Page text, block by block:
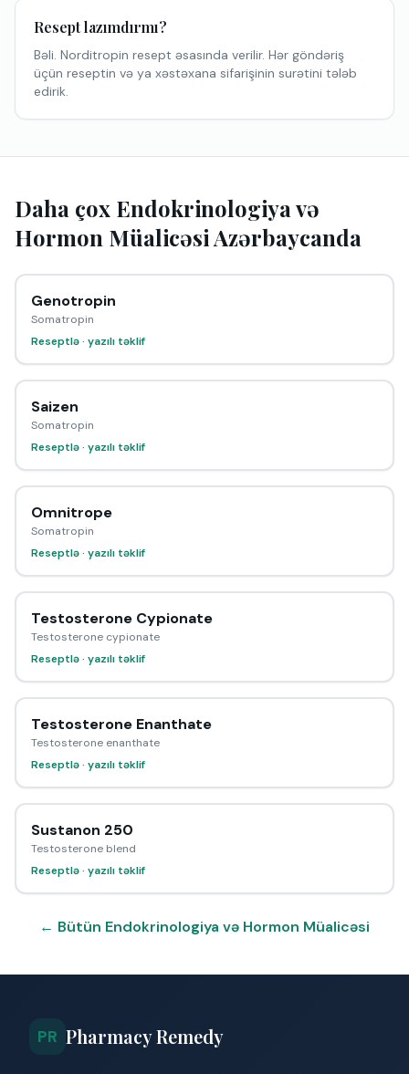
Resept lazımdırmı?
Bəli. Norditropin resept əsasında verilir. Hər göndəriş
üçün reseptin və ya xəstəxana sifarişinin surətini tələb
edirik.
Daha çox Endokrinologiya və
Hormon Müalicəsi Azərbaycanda
Genotropin
Somatropin
Reseptlə · yazılı təklif
Saizen
Somatropin
Reseptlə · yazılı təklif
Omnitrope
Somatropin
Reseptlə · yazılı təklif
Testosterone Cypionate
Testosterone cypionate
Reseptlə · yazılı təklif
Testosterone Enanthate
Testosterone enanthate
Reseptlə · yazılı təklif
Sustanon 250
Testosterone blend
Reseptlə · yazılı təklif
← Bütün Endokrinologiya və Hormon Müalicəsi
PR Pharmacy Remedy